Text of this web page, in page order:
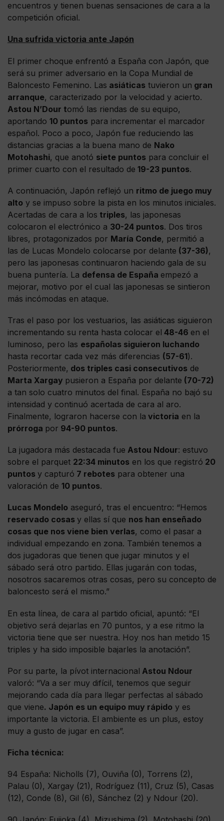
encuentros y tienen buenas sensaciones de cara a la
competición oficial.
Una sufrida victoria ante Japón
El primer choque enfrentó a España con Japón, que
será su primer adversario en la Copa Mundial de
Baloncesto Femenino. Las asiáticas tuvieron un gran
arranque, caracterizado por la velocidad y acierto.
Astou N’Dour tomó las riendas de su equipo,
aportando 10 puntos para incrementar el marcador
español. Poco a poco, Japón fue reduciendo las
distancias gracias a la buena mano de Nako
Motohashi, que anotó siete puntos para concluir el
primer cuarto con el resultado de 19-23 puntos.
A continuación, Japón reflejó un ritmo de juego muy
alto y se impuso sobre la pista en los minutos iniciales.
Acertadas de cara a los triples, las japonesas
colocaron el electrónico a 30-24 puntos. Dos tiros
libres, protagonizados por María Conde, permitió a
las de Lucas Mondelo colocarse por delante (37-36),
pero las japonesas continuaron haciendo gala de su
buena puntería. La defensa de España empezó a
mejorar, motivo por el cual las japonesas se sintieron
más incómodas en ataque.
Tras el paso por los vestuarios, las asiáticas siguieron
incrementando su renta hasta colocar el 48-46 en el
luminoso, pero las españolas siguieron luchando
hasta recortar cada vez más diferencias (57-61).
Posteriormente, dos triples casi consecutivos de
Marta Xargay pusieron a España por delante (70-72)
a tan solo cuatro minutos del final. España no bajó su
intensidad y continuó acertada de cara al aro.
Finalmente, lograron hacerse con la victoria en la
prórroga por 94-90 puntos.
La jugadora más destacada fue Astou Ndour: estuvo
sobre el parquet 22:34 minutos en los que registró 20
puntos y capturó 7 rebotes para obtener una
valoración de 10 puntos.
Lucas Mondelo aseguró, tras el encuentro: “Hemos
reservado cosas y ellas sí que nos han enseñado
cosas que nos viene bien verlas, como el pasar a
individual empezando en zona. También tenemos a
dos jugadoras que tienen que jugar minutos y el
sábado será otro partido. Ellas jugarán con todas,
nosotros sacaremos otras cosas, pero su concepto de
baloncesto será el mismo.”
En esta línea, de cara al partido oficial, apuntó: “El
objetivo será dejarlas en 70 puntos, y a ese ritmo la
victoria tiene que ser nuestra. Hoy nos han metido 15
triples y ha sido imposible bajarles la anotación”.
Por su parte, la pívot internacional Astou Ndour
valoró: “Va a ser muy difícil, tenemos que seguir
mejorando cada día para llegar perfectas al sábado
que viene. Japón es un equipo muy rápido y es
importante la victoria. El ambiente es un plus, estoy
muy a gusto de jugar en casa”.
Ficha técnica:
94 España: Nicholls (7), Ouviña (0), Torrens (2),
Palau (0), Xargay (21), Rodríguez (11), Cruz (5), Casas
(12), Conde (8), Gil (6), Sánchez (2) y Ndour (20).